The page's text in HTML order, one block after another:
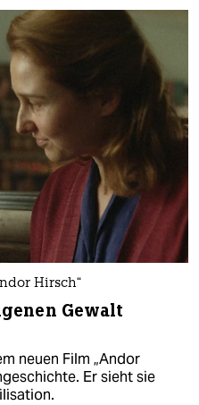
Hirsch“
Gewalt
neuen Film „Andor
Er sieht sie